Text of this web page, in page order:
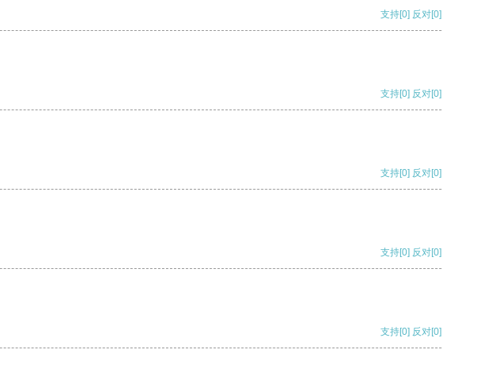
支持[0] 反对[0]
支持[0] 反对[0]
支持[0] 反对[0]
支持[0] 反对[0]
支持[0] 反对[0]